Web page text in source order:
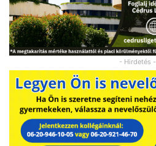
- Hirdetés -